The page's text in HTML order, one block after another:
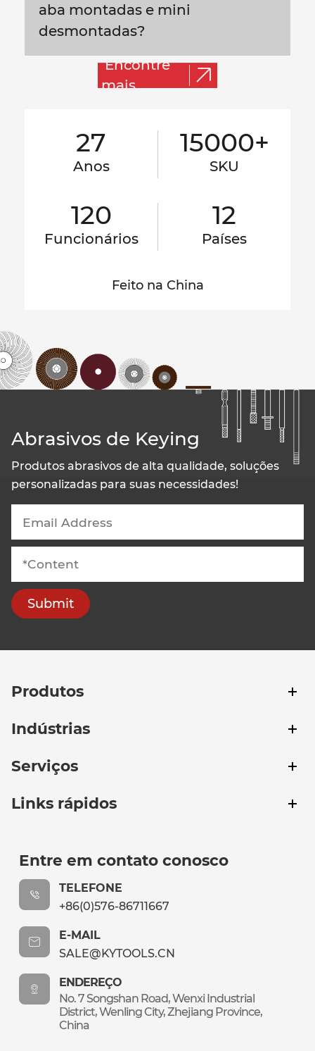
27
Anos
15000+
SKU
120
Funcionários
12
Países
Feito na China
aba montadas e mini
desmontadas?
Encontre
mais
Abrasivos de Keying
Produtos abrasivos de alta qualidade, soluções
personalizadas para suas necessidades!
Submit
Produtos
Indústrias
Serviços
Links rápidos
Entre em contato conosco
TELEFONE
+86(0)576-86711667
E-MAIL
SALE@KYTOOLS.CN
ENDEREÇO
No. 7 Songshan Road, Wenxi Industrial
District, Wenling City, Zhejiang Province,
China